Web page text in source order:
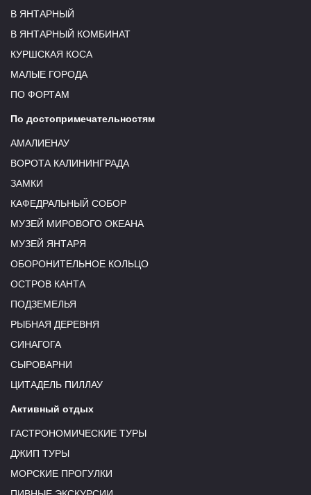
В ЯНТАРНЫЙ
В ЯНТАРНЫЙ КОМБИНАТ
КУРШСКАЯ КОСА
МАЛЫЕ ГОРОДА
ПО ФОРТАМ
По достопримечательностям
АМАЛИЕНАУ
ВОРОТА КАЛИНИНГРАДА
ЗАМКИ
КАФЕДРАЛЬНЫЙ СОБОР
МУЗЕЙ МИРОВОГО ОКЕАНА
МУЗЕЙ ЯНТАРЯ
ОБОРОНИТЕЛЬНОЕ КОЛЬЦО
ОСТРОВ КАНТА
ПОДЗЕМЕЛЬЯ
РЫБНАЯ ДЕРЕВНЯ
СИНАГОГА
СЫРОВАРНИ
ЦИТАДЕЛЬ ПИЛЛАУ
Активный отдых
ГАСТРОНОМИЧЕСКИЕ ТУРЫ
ДЖИП ТУРЫ
МОРСКИЕ ПРОГУЛКИ